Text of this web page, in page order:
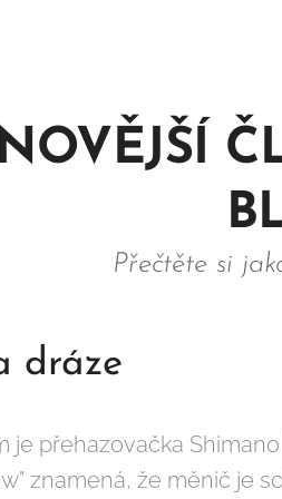
Přečtěte si
dráze
je přehazovačka
znamená, že měnič je